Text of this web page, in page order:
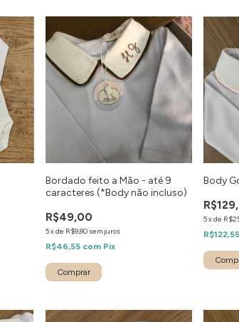
Bordado feito a Mão - até 9
caracteres (*Body não incluso)
R$49,00
5xde R$9,80 sem juros
R$46,55 com Pix
Body
5xde
R$122,55